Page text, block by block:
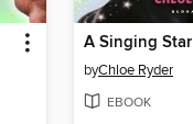
A Singing Star
byChloe Ryder
EBOOK